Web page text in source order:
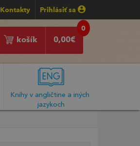
Kontakty Prihlásiť sa
0
0,00€
košík
Knihy v angličtine a iných
jazykoch